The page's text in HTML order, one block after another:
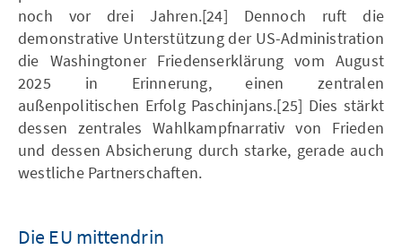
noch vor drei Jahren.[24] Dennoch ruft die
demonstrative Unterstützung der US-Administration
die Washingtoner Friedenserklärung vom August
2025 in Erinnerung, einen zentralen
außenpolitischen Erfolg Paschinjans.[25] Dies stärkt
dessen zentrales Wahlkampfnarrativ von Frieden
und dessen Absicherung durch starke, gerade auch
westliche Partnerschaften.
Die EU mittendrin